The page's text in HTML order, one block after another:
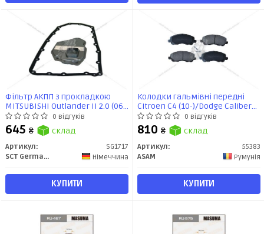
Фільтр АКПП з прокладкою
MITSUBISHI Outlander II 2.0 (06-)
(SG 1717) SCT 0 відгуків
645 ₴ склад
Артикул:
SG1717
SCT Germany
Німеччина
КУПИТИ
Колодки гальмівні передні
Citroen C4 (10-)/Dodge Caliber
(06-)/Mitsubishi
Lancer/Peugeot 4008 (12 -)/Jeep
Compass (55383) Asam
0 відгуків
810 ₴ склад
Артикул:
55383
ASAM
Румунія
КУПИТИ